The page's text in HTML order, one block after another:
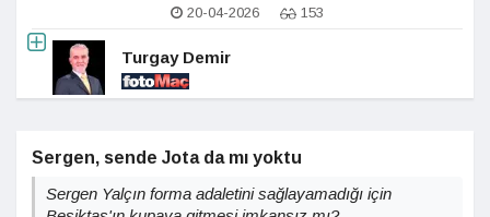
20-04-2026 153
Turgay Demir
Sergen, sende Jota da mı yoktu
Sergen Yalçın forma adaletini sağlayamadığı için